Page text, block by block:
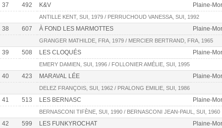
37 492 K&V Plaine-
ANTILLE KENT, SUI, 1979 / PERRUCHOUD VANESSA, SUI, 1992
38 607 À FOND LES MARMOTTES Plaine-
GRANGER MATHILDE, FRA, 1979 / MERCIER BERTRAND, FRA, 1965
39 508 LES CLOQUÉS Plaine-
EMERY DAMIEN, SUI, 1996 / FOLLONIER AMÉLIE, SUI, 1995
40 423 MARAVAL LÉE Plaine-
DELEZ FRANÇOIS, SUI, 1962 / PRALONG EMILIE, SUI, 1986
41 513 LES BERNASC Plaine-
BERNASCONI TIFÈNE, SUI, 1990 / BERNASCONI JEAN-PAUL, SUI, 1960
42 599 LES FUNKYROCHAT Plaine-